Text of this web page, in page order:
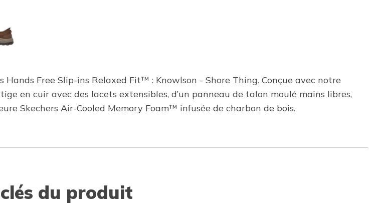
Free Slip-ins Relaxed Fit™ : Knowlson - Shore Thing. Conçue avec notre
en cuir avec des lacets extensibles, d’un panneau de talon moulé mains libres,
Skechers Air-Cooled Memory Foam™ infusée de charbon de bois.
du produit